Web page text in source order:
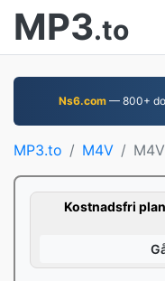
MP3.to
Ns6.com — 800+
MP3.to M4V
Kostnadsfri